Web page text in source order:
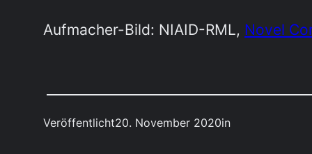
Aufmacher-Bild: NIAID-RML, Novel
Veröffentlicht20. November 2020in